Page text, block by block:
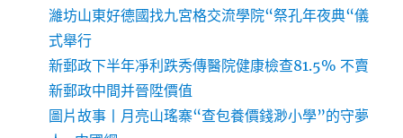
濰坊山東好德國找九宮格交流學院“祭孔年夜典“儀
式舉行
新郵政下半年凈利跌秀傳醫院健康檢查81.5% 不賣
新郵政中間并晉陞價值
圖片故事丨月亮山瑤寨“查包養價錢渺小學”的守夢